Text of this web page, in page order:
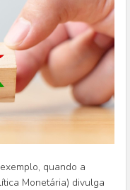
quando a
Monetária) divulga